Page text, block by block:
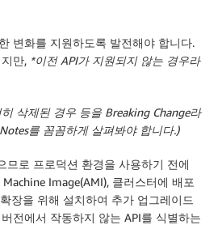
변화를 지원하도록 발전해야 합니다.
만, *이전 API가 지원되지 않는 경우라
삭제된 경우 등을 Breaking Change라
를 꼼꼼하게 살펴봐야 합니다.)
로 프로덕션 환경을 사용하기 전에
Image(AMI), 클러스터에 배포
장을 위해 설치하여 추가 업그레이드
전에서 작동하지 않는 API를 식별하는